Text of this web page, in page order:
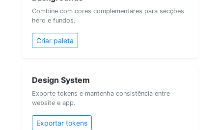
Combine com cores complementares para secções
hero e fundos.
Criar paleta
Design System
Exporte tokens e mantenha consistência entre
website e app.
Exportar tokens